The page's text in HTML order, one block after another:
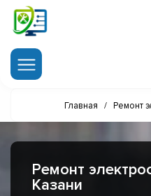
Главная / Ремонт
Ремонт
Казани